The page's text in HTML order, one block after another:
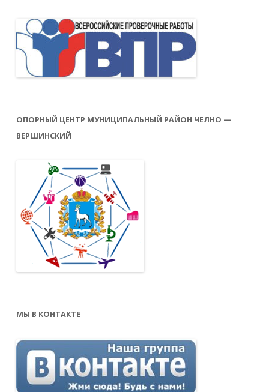
ОПОРНЫЙ ЦЕНТР МУНИЦИПАЛЬНЫЙ РАЙОН ЧЕЛНО —
ВЕРШИНСКИЙ
МЫ В КОНТАКТЕ